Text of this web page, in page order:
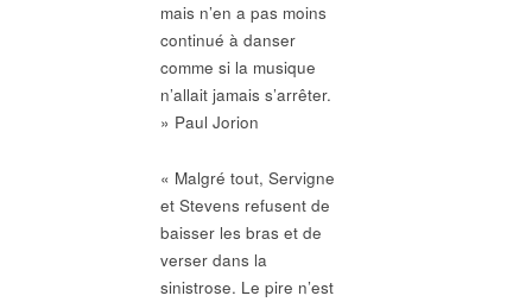
mais n’en a pas moins
continué à danser
comme si la musique
n’allait jamais s’arrêter.
» Paul Jorion
« Malgré tout, Servigne
et Stevens refusent de
baisser les bras et de
verser dans la
sinistrose. Le pire n’est